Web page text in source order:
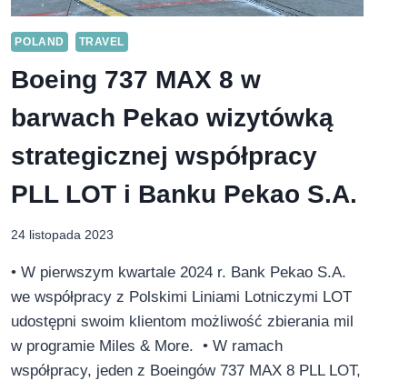
POLAND TRAVEL
Boeing 737 MAX 8 w
barwach Pekao wizytówką
strategicznej współpracy
PLL LOT i Banku Pekao S.A.
24 listopada 2023
• W pierwszym kwartale 2024 r. Bank Pekao S.A.
we współpracy z Polskimi Liniami Lotniczymi LOT
udostępni swoim klientom możliwość zbierania mil
w programie Miles & More. • W ramach
współpracy, jeden z Boeingów 737 MAX 8 PLL LOT,